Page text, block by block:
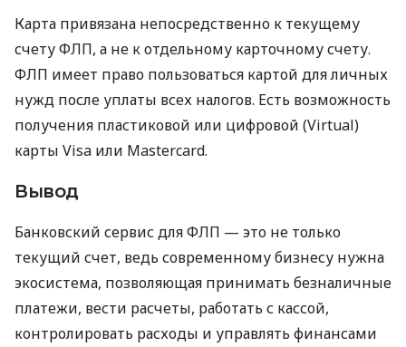
Карта привязана непосредственно к текущему
счету ФЛП, а не к отдельному карточному счету.
ФЛП имеет право пользоваться картой для личных
нужд после уплаты всех налогов. Есть возможность
получения пластиковой или цифровой (Virtual)
карты Visa или Mastercard.
Вывод
Банковский сервис для ФЛП — это не только
текущий счет, ведь современному бизнесу нужна
экосистема, позволяющая принимать безналичные
платежи, вести расчеты, работать с кассой,
контролировать расходы и управлять финансами